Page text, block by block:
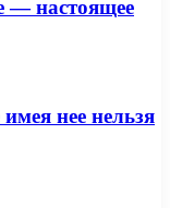
— настоящее
нее нельзя